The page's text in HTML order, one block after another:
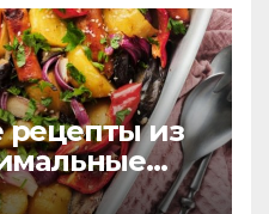
из
вкуса